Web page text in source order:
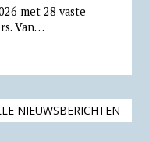
met 28 vaste
Van…
NIEUWSBERICHTEN